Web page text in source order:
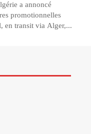
a annoncé
promotionnelles
en transit via Alger,...